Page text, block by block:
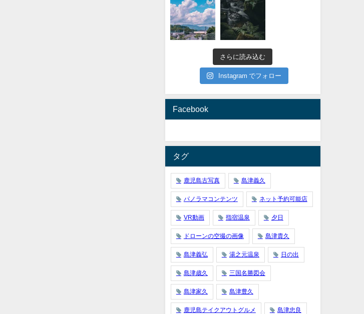
さらに読み込む
Instagram でフォロー
Facebook
タグ
鹿児島古写真 島津義久
パノラマコンテンツ ネット予約可能店
VR動画 指宿温泉 夕日
ドローンの空撮の画像 島津貴久
島津義弘 湯之元温泉 日の出
島津歳久 三国名勝図会
島津家久 島津豊久
鹿児島テイクアウトグルメ 島津忠良